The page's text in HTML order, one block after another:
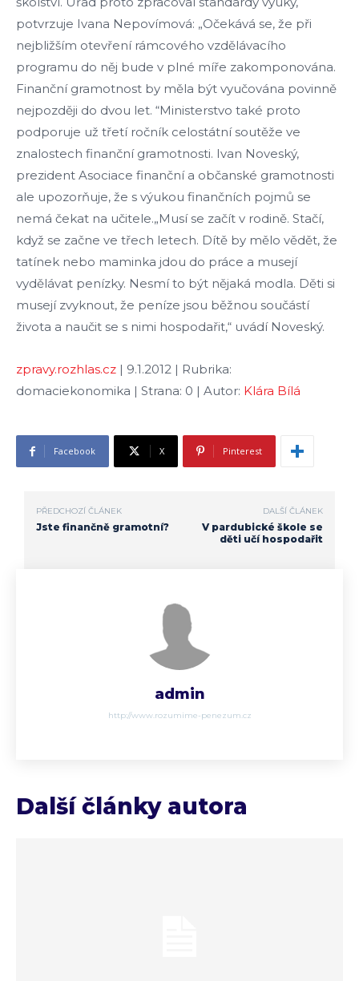
potvrzuje Ivana Nepovímová: „Očekává se, že při
nejbližším otevření rámcového vzdělávacího
programu do něj bude v plné míře zakomponována.
Finanční gramotnost by měla být vyučována povinně
nejpozději do dvou let. “Ministerstvo také proto
podporuje už třetí ročník celostátní soutěže ve
znalostech finanční gramotnosti. Ivan Noveský,
prezident Asociace finanční a občanské gramotnosti
ale upozorňuje, že s výukou finančních pojmů se
nemá čekat na učitele.„Musí se začít v rodině. Stačí,
když se začne ve třech letech. Dítě by mělo vědět, že
tatínek nebo maminka jdou do práce a musejí
vydělávat penízky. Nesmí to být nějaká modla. Děti si
musejí zvyknout, že peníze jsou běžnou součástí
života a naučit se s nimi hospodařit,“ uvádí Noveský.
zpravy.rozhlas.cz | 9.1.2012 | Rubrika:
domaciekonomika | Strana: 0 | Autor: Klára Bílá
Facebook X Pinterest
PŘEDCHOZÍ ČLÁNEK
Jste finančně gramotní?
DALŠÍ ČLÁNEK
V pardubické škole se
děti učí hospodařit
admin
http://www.rozumime-penezum.cz
Další články autora